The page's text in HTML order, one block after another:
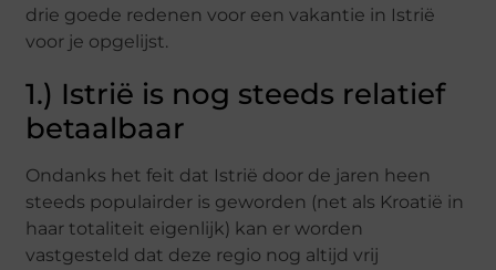
drie goede redenen voor een vakantie in Istrië
voor je opgelijst.
1.) Istrië is nog steeds relatief
betaalbaar
Ondanks het feit dat Istrië door de jaren heen
steeds populairder is geworden (net als Kroatië in
haar totaliteit eigenlijk) kan er worden
vastgesteld dat deze regio nog altijd vrij